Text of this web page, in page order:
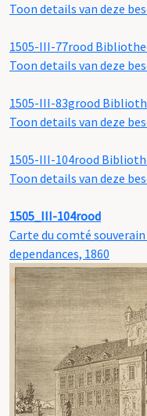
Toon details van deze
1505-III-77rood
Toon details van deze
1505-III-83grood
Toon details van deze
1505-III-104rood
Toon details van deze
1505_III-104rood
Carte du comté
dependances, 1860